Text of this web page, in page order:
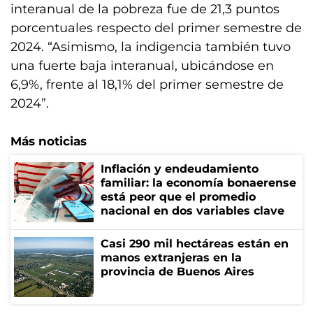
interanual de la pobreza fue de 21,3 puntos
porcentuales respecto del primer semestre de
2024. “Asimismo, la indigencia también tuvo
una fuerte baja interanual, ubicándose en
6,9%, frente al 18,1% del primer semestre de
2024”.
Más noticias
Inflación y endeudamiento
familiar: la economía bonaerense
está peor que el promedio
nacional en dos variables clave
Casi 290 mil hectáreas están en
manos extranjeras en la
provincia de Buenos Aires